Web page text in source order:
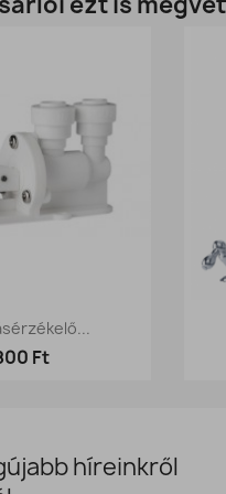
Ft
híreinkről